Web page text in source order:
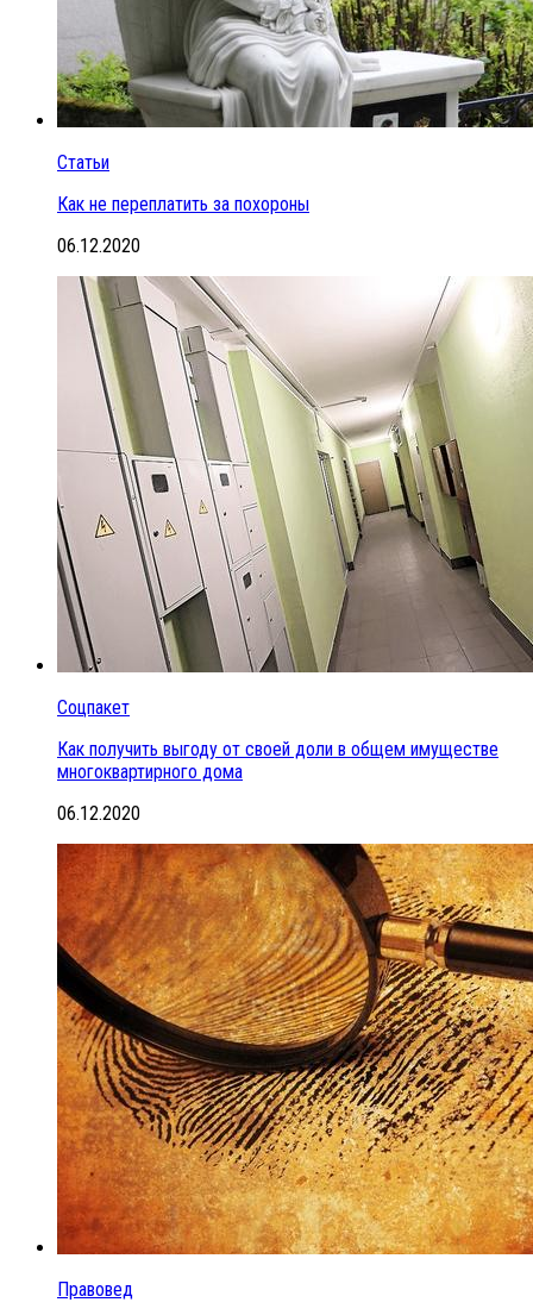
Статьи
Как не переплатить за похороны
06.12.2020
Соцпакет
Как получить выгоду от своей доли в общем имуществе
многоквартирного дома
06.12.2020
Правовед